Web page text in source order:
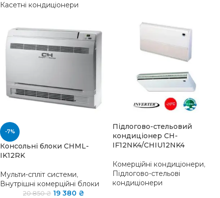
Касетні кондиціонери
-7%
Консольні блоки CHML-
IK12RK
Мульти-спліт системи,
Внутрішні комерційні блоки
20 850₴ 19 380 ₴
Підлогово-стельовий
кондиціонер CH-
IF12NK4/CHIU12NK4
Комерційні кондиціонери,
Підлогово-стельові
кондиціонери